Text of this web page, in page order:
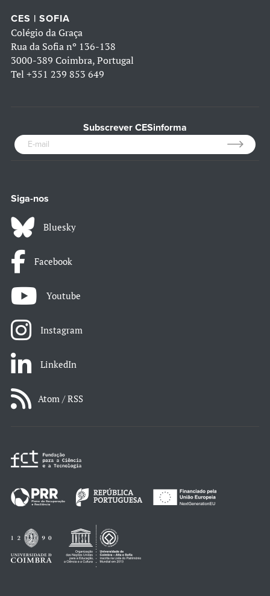
CES | SOFIA
Colégio da Graça
Rua da Sofia nº 136-138
3000-389 Coimbra, Portugal
Tel +351 239 853 649
Subscrever CESinforma
Siga-nos
Bluesky
Facebook
Youtube
Instagram
LinkedIn
Atom / RSS